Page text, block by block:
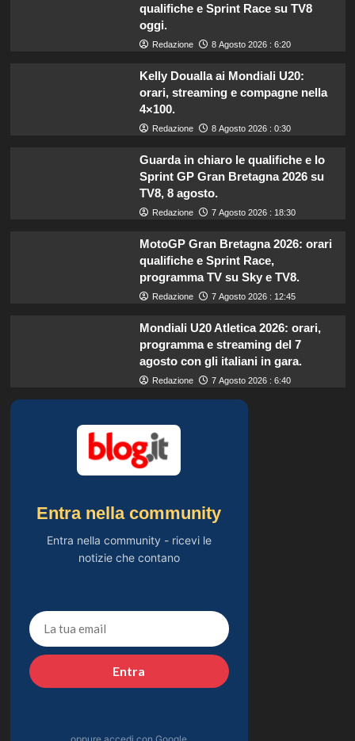
qualifiche e Sprint Race su TV8
oggi.
Redazione 8 Agosto 2026 : 6:20
Kelly Doualla ai Mondiali U20:
orari, streaming e compagne nella
4×100.
Redazione 8 Agosto 2026 : 0:30
Guarda in chiaro le qualifiche e lo
Sprint GP Gran Bretagna 2026 su
TV8, 8 agosto.
Redazione 7 Agosto 2026 : 18:30
MotoGP Gran Bretagna 2026: orari
qualifiche e Sprint Race,
programma TV su Sky e TV8.
Redazione 7 Agosto 2026 : 12:45
Mondiali U20 Atletica 2026: orari,
programma e streaming del 7
agosto con gli italiani in gara.
Redazione 7 Agosto 2026 : 6:40
Entra nella community
Entra nella community - ricevi le
notizie che contano
Entra